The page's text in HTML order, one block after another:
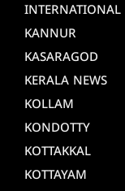
INTERNATIONAL
KANNUR
KASARAGOD
KERALA NEWS
KOLLAM
KONDOTTY
KOTTAKKAL
KOTTAYAM